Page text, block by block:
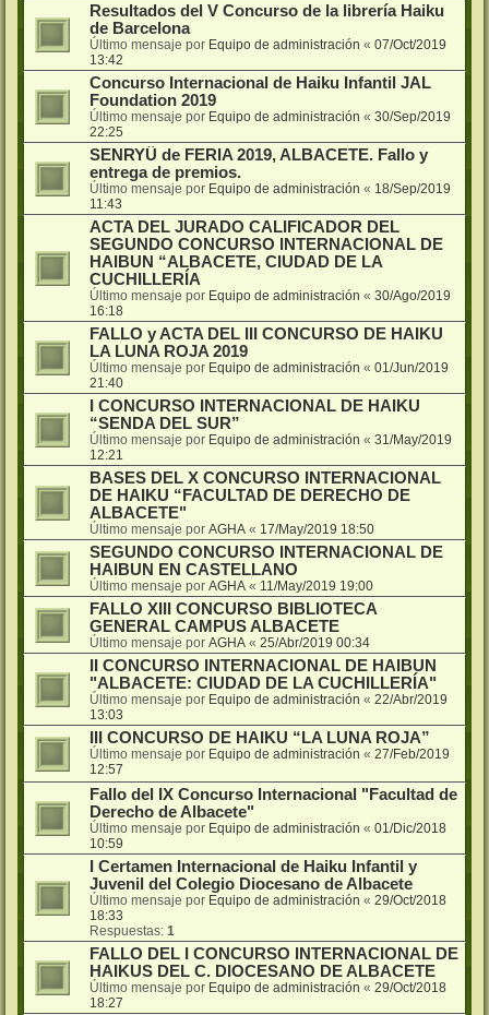
Resultados del V Concurso de la librería Haiku
de Barcelona
Último mensaje por Equipo de administración « 07/Oct/2019
13:42
Concurso Internacional de Haiku Infantil JAL
Foundation 2019
Último mensaje por Equipo de administración « 30/Sep/2019
22:25
SENRYÛ de FERIA 2019, ALBACETE. Fallo y
entrega de premios.
Último mensaje por Equipo de administración « 18/Sep/2019
11:43
ACTA DEL JURADO CALIFICADOR DEL
SEGUNDO CONCURSO INTERNACIONAL DE
HAIBUN “ALBACETE, CIUDAD DE LA
CUCHILLERÍA
Último mensaje por Equipo de administración « 30/Ago/2019
16:18
FALLO y ACTA DEL III CONCURSO DE HAIKU
LA LUNA ROJA 2019
Último mensaje por Equipo de administración « 01/Jun/2019
21:40
I CONCURSO INTERNACIONAL DE HAIKU
“SENDA DEL SUR”
Último mensaje por Equipo de administración « 31/May/2019
12:21
BASES DEL X CONCURSO INTERNACIONAL
DE HAIKU “FACULTAD DE DERECHO DE
ALBACETE"
Último mensaje por AGHA « 17/May/2019 18:50
SEGUNDO CONCURSO INTERNACIONAL DE
HAIBUN EN CASTELLANO
Último mensaje por AGHA « 11/May/2019 19:00
FALLO XIII CONCURSO BIBLIOTECA
GENERAL CAMPUS ALBACETE
Último mensaje por AGHA « 25/Abr/2019 00:34
II CONCURSO INTERNACIONAL DE HAIBUN
"ALBACETE: CIUDAD DE LA CUCHILLERÍA"
Último mensaje por Equipo de administración « 22/Abr/2019
13:03
III CONCURSO DE HAIKU “LA LUNA ROJA”
Último mensaje por Equipo de administración « 27/Feb/2019
12:57
Fallo del IX Concurso Internacional "Facultad de
Derecho de Albacete"
Último mensaje por Equipo de administración « 01/Dic/2018
10:59
I Certamen Internacional de Haiku Infantil y
Juvenil del Colegio Diocesano de Albacete
Último mensaje por Equipo de administración « 29/Oct/2018
18:33
Respuestas: 1
FALLO DEL I CONCURSO INTERNACIONAL DE
HAIKUS DEL C. DIOCESANO DE ALBACETE
Último mensaje por Equipo de administración « 29/Oct/2018
18:27